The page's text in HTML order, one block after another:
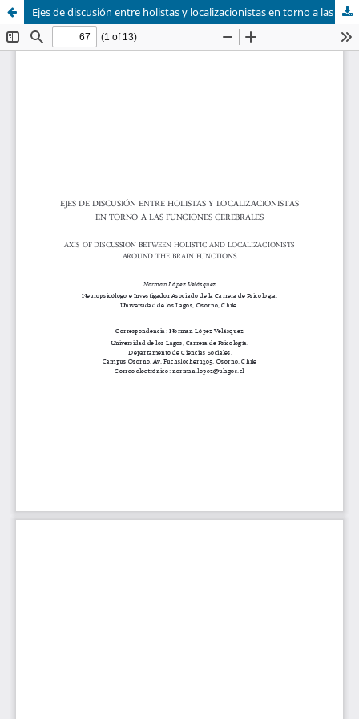
Ejes de discusión entre holistas y localizacionistas en torno a las funciones cerebrales